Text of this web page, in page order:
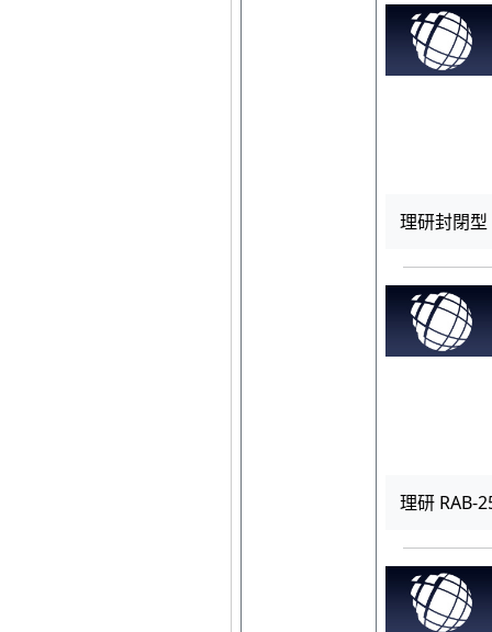
理研封閉型
理研 RAB-